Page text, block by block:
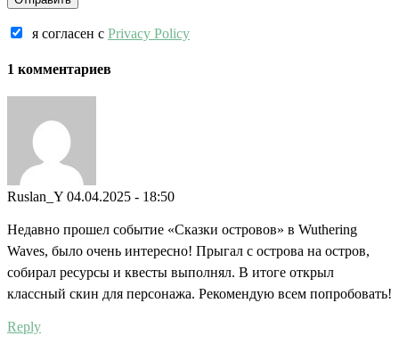
я согласен c Privacy Policy
1 комментариев
Ruslan_Y 04.04.2025 - 18:50
Недавно прошел событие «Сказки островов» в Wuthering
Waves, было очень интересно! Прыгал с острова на остров,
собирал ресурсы и квесты выполнял. В итоге открыл
классный скин для персонажа. Рекомендую всем попробовать!
Reply